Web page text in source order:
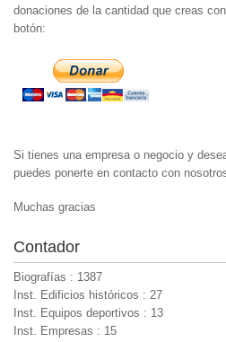
donaciones de la cantidad que creas
botón:
Si tienes una empresa o negocio y
puedes ponerte en contacto con
Muchas gracias
Contador
Biografías : 1387
Inst. Edificios históricos : 27
Inst. Equipos deportivos : 13
Inst. Empresas : 15